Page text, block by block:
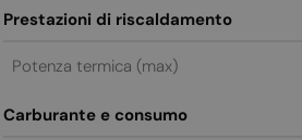
Prestazioni di riscaldamento
Potenza termica (max)
Carburante e consumo